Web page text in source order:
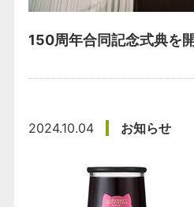
150周年合同記念式典を
2024.10.04 お知らせ